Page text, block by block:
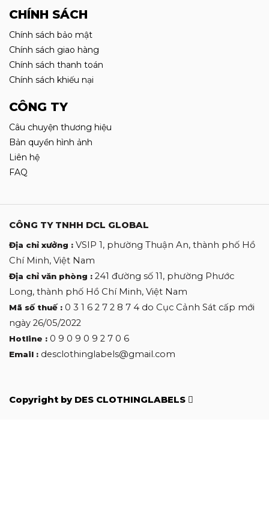
CHÍNH SÁCH
Chính sách bảo mật
Chính sách giao hàng
Chính sách thanh toán
Chính sách khiếu nại
CÔNG TY
Câu chuyện thương hiệu
Bản quyền hình ảnh
Liên hệ
FAQ
CÔNG TY TNHH DCL GLOBAL
Địa chỉ xưởng : VSIP 1, phường Thuận An, thành phố Hồ
Chí Minh, Việt Nam
Địa chỉ văn phòng : 241 đường số 11, phường Phước
Long, thành phố Hồ Chí Minh, Việt Nam
Mã số thuế : 0 3 1 6 2 7 2 8 7 4 do Cục Cảnh Sát cấp mới
ngày 26/05/2022
Hotline : 0 9 0 9 0 9 2 7 0 6
Email : desclothinglabels@gmail.com
Copyright by DES CLOTHINGLABELS